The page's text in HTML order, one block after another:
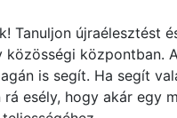
Tanuljon újraélesztést
központban.
is segít. Ha segít
rá esély, hogy akár egy